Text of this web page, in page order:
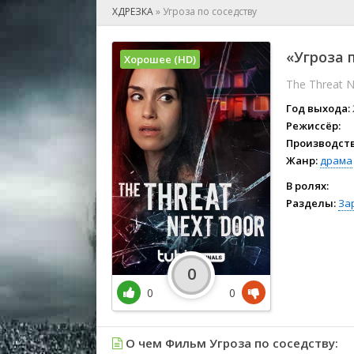
🕺 Мюзикл
👨‍💻
🎤 Ток-
🧙‍♀️
🏅
ХДРЕЗКА» Угроза по соседству
«Угроза
The Threat
Год выхода:
Режиссёр:
Жанр:драма
В ролях:
Разделы:
Хорошее (HD)
0
0
0
О чем Фильм Угроза по соседству: